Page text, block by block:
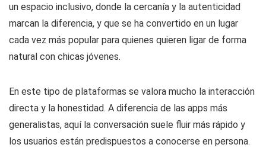
un espacio inclusivo, donde la cercanía y la autenticidad
marcan la diferencia, y que se ha convertido en un lugar
cada vez más popular para quienes quieren ligar de forma
natural con chicas jóvenes.
En este tipo de plataformas se valora mucho la interacción
directa y la honestidad. A diferencia de las apps más
generalistas, aquí la conversación suele fluir más rápido y
los usuarios están predispuestos a conocerse en persona.